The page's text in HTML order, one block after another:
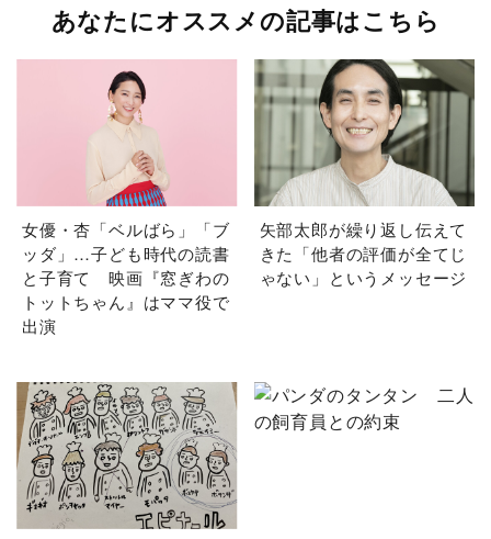
あなたにオススメの記事はこちら
女優・杏「ベルばら」「ブ
ッダ」…子ども時代の読書
と子育て 映画『窓ぎわの
トットちゃん』はママ役で
出演
矢部太郎が繰り返し伝えて
きた「他者の評価が全てじ
ゃない」というメッセージ